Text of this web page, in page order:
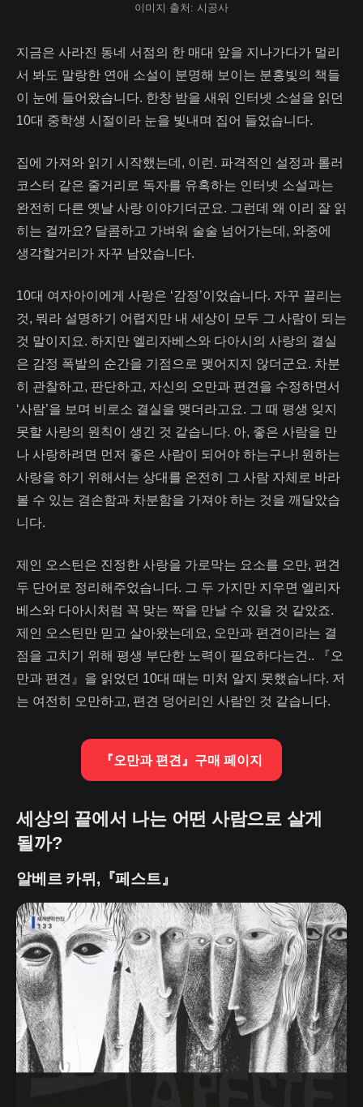
이미지 출처: 시공사
지금은 사라진 동네 서점의 한 매대 앞을 지나가다가 멀리
서 봐도 말랑한 연애 소설이 분명해 보이는 분홍빛의 책들
이 눈에 들어왔습니다. 한창 밤을 새워 인터넷 소설을 읽던
10대 중학생 시절이라 눈을 빛내며 집어 들었습니다.
집에 가져와 읽기 시작했는데, 이런. 파격적인 설정과 롤러
코스터 같은 줄거리로 독자를 유혹하는 인터넷 소설과는
완전히 다른 옛날 사랑 이야기더군요. 그런데 왜 이리 잘 읽
히는 걸까요? 달콤하고 가벼워 술술 넘어가는데, 와중에
생각할거리가 자꾸 남았습니다.
10대 여자아이에게 사랑은 ‘감정’이었습니다. 자꾸 끌리는
것, 뭐라 설명하기 어렵지만 내 세상이 모두 그 사람이 되는
것 말이지요. 하지만 엘리자베스와 다아시의 사랑의 결실
은 감정 폭발의 순간을 기점으로 맺어지지 않더군요. 차분
히 관찰하고, 판단하고, 자신의 오만과 편견을 수정하면서
‘사람’을 보며 비로소 결실을 맺더라고요. 그 때 평생 잊지
못할 사랑의 원칙이 생긴 것 같습니다. 아, 좋은 사람을 만
나 사랑하려면 먼저 좋은 사람이 되어야 하는구나! 원하는
사랑을 하기 위해서는 상대를 온전히 그 사람 자체로 바라
볼 수 있는 겸손함과 차분함을 가져야 하는 것을 깨달았습
니다.
제인 오스틴은 진정한 사랑을 가로막는 요소를 오만, 편견
두 단어로 정리해주었습니다. 그 두 가지만 지우면 엘리자
베스와 다아시처럼 꼭 맞는 짝을 만날 수 있을 것 같았죠.
제인 오스틴만 믿고 살아왔는데요, 오만과 편견이라는 결
점을 고치기 위해 평생 부단한 노력이 필요하다는건.. 『오
만과 편견』을 읽었던 10대 때는 미처 알지 못했습니다. 저
는 여전히 오만하고, 편견 덩어리인 사람인 것 같습니다.
『오만과 편견』구매 페이지
세상의 끝에서 나는 어떤 사람으로 살게
될까?
알베르 카뮈,『페스트』